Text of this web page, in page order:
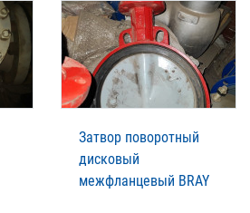
Затвор поворотный
дисковый
межфланцевый BRAY